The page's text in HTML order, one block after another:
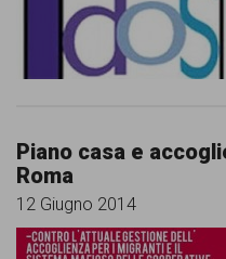
Piano casa e
Roma
12 Giugno 2014